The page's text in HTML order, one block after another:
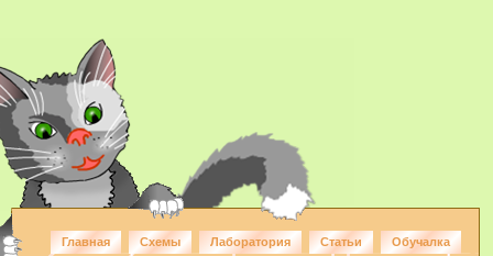
Главная Схемы Лаборатория Статьи Обучалка